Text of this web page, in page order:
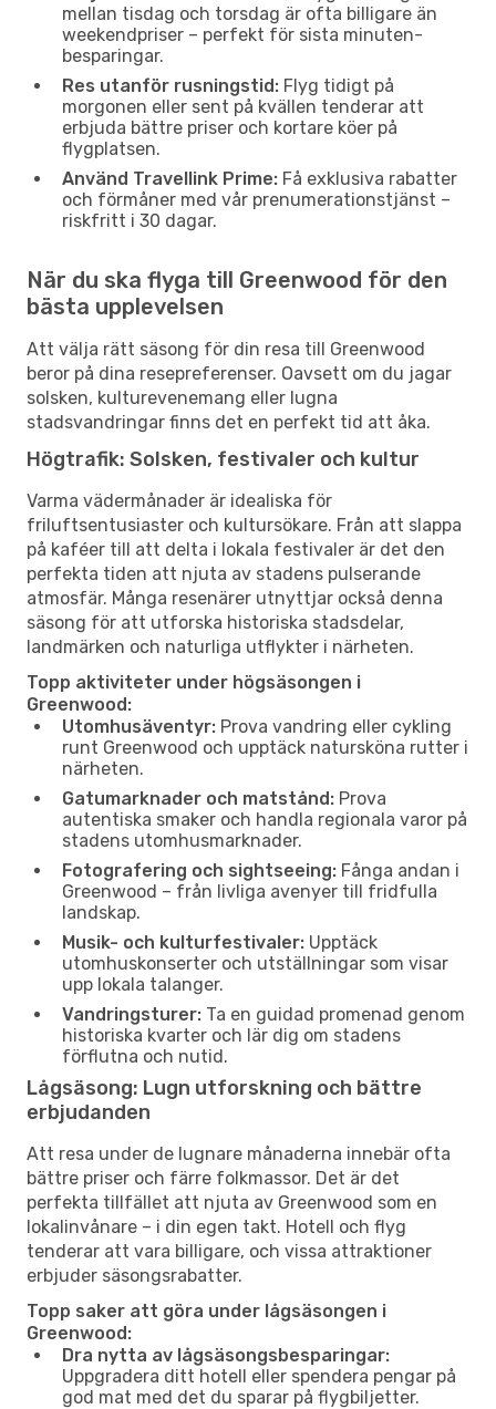
mellan tisdag och torsdag är ofta billigare än
weekendpriser – perfekt för sista minuten-
besparingar.
Res utanför rusningstid: Flyg tidigt på
morgonen eller sent på kvällen tenderar att
erbjuda bättre priser och kortare köer på
flygplatsen.
Använd Travellink Prime: Få exklusiva rabatter
och förmåner med vår prenumerationstjänst –
riskfritt i 30 dagar.
När du ska flyga till Greenwood för den
bästa upplevelsen
Att välja rätt säsong för din resa till Greenwood
beror på dina resepreferenser. Oavsett om du jagar
solsken, kulturevenemang eller lugna
stadsvandringar finns det en perfekt tid att åka.
Högtrafik: Solsken, festivaler och kultur
Varma vädermånader är idealiska för
friluftsentusiaster och kultursökare. Från att slappa
på kaféer till att delta i lokala festivaler är det den
perfekta tiden att njuta av stadens pulserande
atmosfär. Många resenärer utnyttjar också denna
säsong för att utforska historiska stadsdelar,
landmärken och naturliga utflykter i närheten.
Topp aktiviteter under högsäsongen i
Greenwood:
Utomhusäventyr: Prova vandring eller cykling
runt Greenwood och upptäck natursköna rutter i
närheten.
Gatumarknader och matstånd: Prova
autentiska smaker och handla regionala varor på
stadens utomhusmarknader.
Fotografering och sightseeing: Fånga andan i
Greenwood – från livliga avenyer till fridfulla
landskap.
Musik- och kulturfestivaler: Upptäck
utomhuskonserter och utställningar som visar
upp lokala talanger.
Vandringsturer: Ta en guidad promenad genom
historiska kvarter och lär dig om stadens
förflutna och nutid.
Lågsäsong: Lugn utforskning och bättre
erbjudanden
Att resa under de lugnare månaderna innebär ofta
bättre priser och färre folkmassor. Det är det
perfekta tillfället att njuta av Greenwood som en
lokalinvånare – i din egen takt. Hotell och flyg
tenderar att vara billigare, och vissa attraktioner
erbjuder säsongsrabatter.
Topp saker att göra under lågsäsongen i
Greenwood:
Dra nytta av lågsäsongsbesparingar:
Uppgradera ditt hotell eller spendera pengar på
god mat med det du sparar på flygbiljetter.